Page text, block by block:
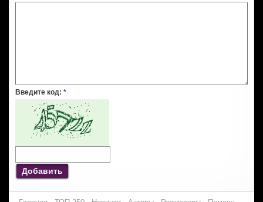
Введите код: *
Добавить